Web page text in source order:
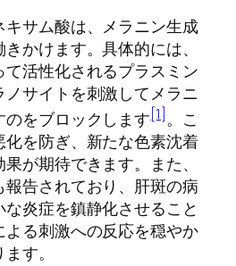
サム酸は、メラニン生成
かけます。具体的には、
活性化されるプラスミン
ノサイトを刺激してメラニ
をブロックします[1]。こ
を防ぎ、新たな色素沈着
が期待できます。また、
告されており、肝斑の病
炎症を鎮静化させること
る刺激への反応を穏やか
す。